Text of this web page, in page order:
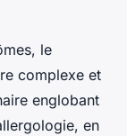
le
complexe et
englobant
en